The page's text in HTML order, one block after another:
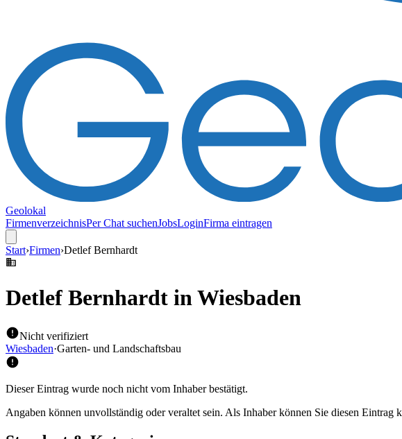
Geolokal
FirmenverzeichnisPer Chat suchenJobsLoginFirma eintragen
Start›Firmen›Detlef Bernhardt
Detlef Bernhardt in Wiesbaden
Nicht verifiziert
Wiesbaden·Garten- und Landschaftsbau
Dieser Eintrag wurde noch nicht vom Inhaber bestätigt.
Angaben können unvollständig oder veraltet sein. Als Inhaber können Sie diesen Eintrag